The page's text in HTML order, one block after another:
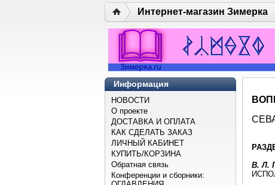
Интернет-магазин Зимерка
Информация
НОВОСТИ
О проекте
ДОСТАВКА И ОПЛАТА
КАК СДЕЛАТЬ ЗАКАЗ
ЛИЧНЫЙ КАБИНЕТ
КУПИТЬ/КОРЗИНА
Обратная связь
Конференции и сборники:
В. Л.